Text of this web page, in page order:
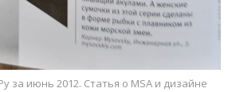
за июнь 2012. Статья о MSA и дизайне